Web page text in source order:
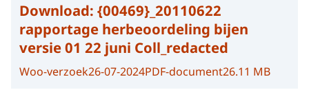
Download: {00469}_20110622
rapportage herbeoordeling bijen
versie 01 22 juni Coll_redacted
Woo-verzoek26-07-2024PDF-document26.11 MB